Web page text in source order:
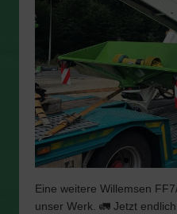
Eine weitere Willemsen
unser Werk. 🚛 Jetzt